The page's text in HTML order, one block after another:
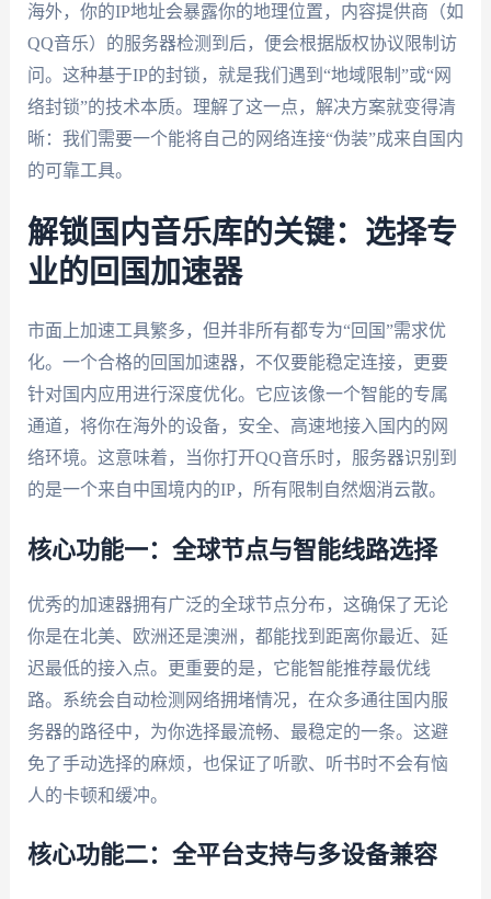
海外，你的IP地址会暴露你的地理位置，内容提供商（如
QQ音乐）的服务器检测到后，便会根据版权协议限制访
问。这种基于IP的封锁，就是我们遇到“地域限制”或“网
络封锁”的技术本质。理解了这一点，解决方案就变得清
晰：我们需要一个能将自己的网络连接“伪装”成来自国内
的可靠工具。
解锁国内音乐库的关键：选择专
业的回国加速器
市面上加速工具繁多，但并非所有都专为“回国”需求优
化。一个合格的回国加速器，不仅要能稳定连接，更要
针对国内应用进行深度优化。它应该像一个智能的专属
通道，将你在海外的设备，安全、高速地接入国内的网
络环境。这意味着，当你打开QQ音乐时，服务器识别到
的是一个来自中国境内的IP，所有限制自然烟消云散。
核心功能一：全球节点与智能线路选择
优秀的加速器拥有广泛的全球节点分布，这确保了无论
你是在北美、欧洲还是澳洲，都能找到距离你最近、延
迟最低的接入点。更重要的是，它能智能推荐最优线
路。系统会自动检测网络拥堵情况，在众多通往国内服
务器的路径中，为你选择最流畅、最稳定的一条。这避
免了手动选择的麻烦，也保证了听歌、听书时不会有恼
人的卡顿和缓冲。
核心功能二：全平台支持与多设备兼容